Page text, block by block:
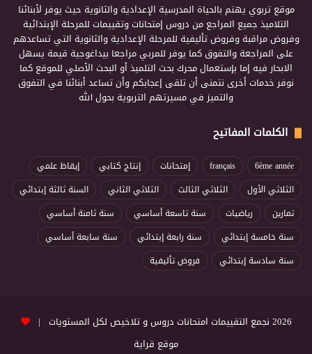
موقع تربوي يهتم بالحياة المدرسية الإعدادية والثانوية حيث يوفر لأبنائنا
التلاميذ جميع المراجع من دروس إمتحانات وتقييمات للمرحلة الإبتدائية
وفروض مراقبة وفروض تأليفية للمرحلة الإعدادية والثانوية التي تساعدهم
على المراجعة والتفوق كما يوفر للمربي مراجعا بيداغوجية قيمة يسهل
الابحار فيه إما بإستعمال محرك بحث التلميذ أو البحث الأصلي للموقع كما
نوفر خدمات أخرى نتمنى أن تلقى إعجابكم وأن تساعد أبنائنا في التفوق
والتميز في مسيرتهم التربوية بحول الله
الكلمات المفاتيح
6ème année
français إمتحانات إنتاج كتابي
إيقاظ علمي
الثلاثي الأول
الثلاثي الثالث الثلاثي الثاني
السنة ثالثة إبتدائي
تمارين
رياضيات سنة تاسعة أساسي
سنة ثامنة أساسي
سنة خامسة إبتدائي
سنة رابعة إبتدائي
سنة سابعة أساسي
سنة سادسة إبتدائي
فروض تأليفية
2026 نجمع التقييمات امتحانات دروس و تلاخيص لكل المستويات |
موقع قراية